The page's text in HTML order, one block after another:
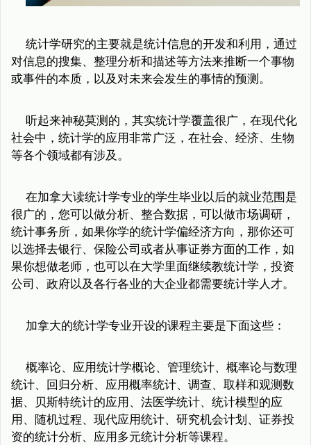
统计学研究的主要就是统计信息的开发和利用，通过
对信息的搜集、整理分析和描述等方法来推断一个事物
或事件的本质，以及对未来会发生的事情的预测。
听起来神秘莫测的，其实统计学覆盖很广，在现代化
社会中，统计学的应用非常广泛，在社会、经济、生物
等各个领域都有涉及。
在加拿大读统计学专业的学生毕业以后的就业范围是
很广的，您可以做分析、整合数据，可以做市场调研，
统计事务所，如果你学的统计学偏经济方向，那你还可
以选择去银行、保险公司或者从事证券方面的工作，如
果你想做老师，也可以在大学里面继续教统计学，投资
公司、政府以及各行各业的大企业都需要统计学人才。
加拿大的统计学专业开设的课程主要是下面这些：
概率论、应用统计学概论、管理统计、概率论与数理
统计、回归分析、应用概率统计、调查、取样和观测数
据、贝斯特统计的应用、法医学统计、统计模型的应
用、随机过程、现代应用统计、研究机会计划、证券投
资的统计分析、应用多元统计分析等课程。